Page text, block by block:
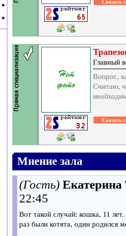
Главный
Вопрос,
Считаю,
Мнение зала
(Гость) Екатерина
22:45
Вот такой случай: кошка, 11
раз были котята, один родился